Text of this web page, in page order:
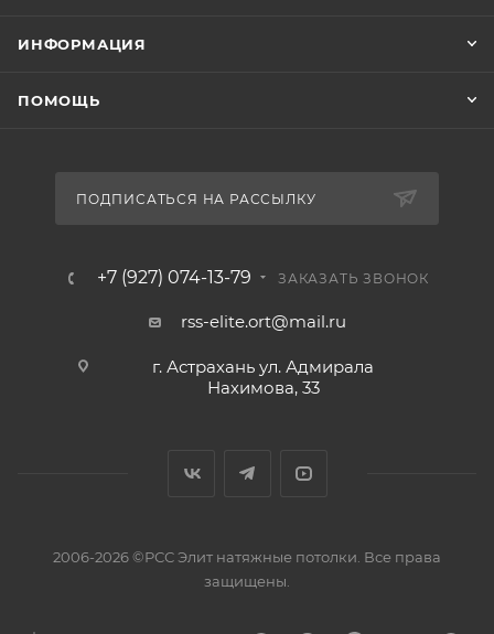
ИНФОРМАЦИЯ
ПОМОЩЬ
ПОДПИСАТЬСЯ НА РАССЫЛКУ
+7 (927) 074-13-79 ЗАКАЗАТЬ ЗВОНОК
rss-elite.ort@mail.ru
г. Астрахань ул. Адмирала
Нахимова, 33
2006-2026 ©РСС Элит натяжные потолки. Все права
защищены.